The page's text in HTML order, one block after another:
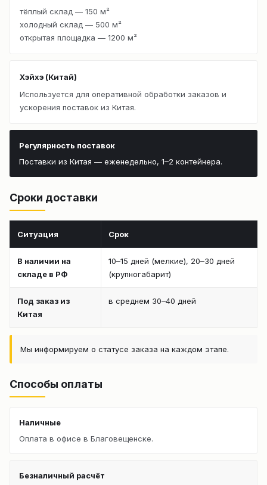
тёплый склад — 150 м²
холодный склад — 500 м²
открытая площадка — 1200 м²
Хэйхэ (Китай)
Используется для оперативной обработки заказов и
ускорения поставок из Китая.
Регулярность поставок
Поставки из Китая — еженедельно, 1–2 контейнера.
Сроки доставки
Ситуация Срок
В наличии на
складе в РФ
10–15 дней (мелкие), 20–30 дней
(крупногабарит)
Под заказ из
Китая
в среднем 30–40 дней
Мы информируем о статусе заказа на каждом этапе.
Способы оплаты
Наличные
Оплата в офисе в Благовещенске.
Безналичный расчёт